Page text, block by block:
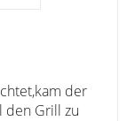
der
den Grill zu